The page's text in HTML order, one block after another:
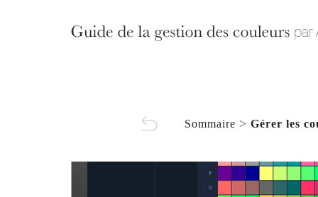
Sommaire > Gérer les